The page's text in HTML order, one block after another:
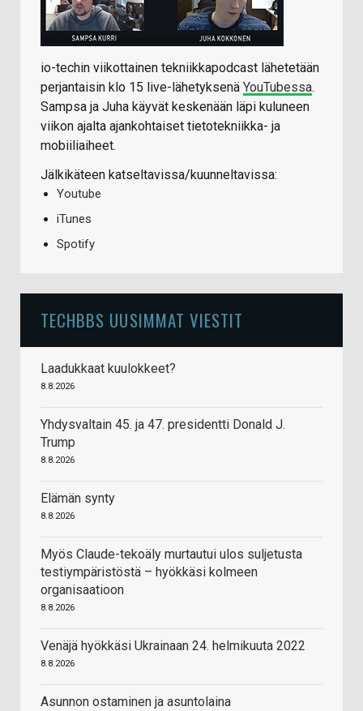
io-techin viikottainen tekniikkapodcast lähetetään
perjantaisin klo 15 live-lähetyksenä YouTubessa.
Sampsa ja Juha käyvät keskenään läpi kuluneen
viikon ajalta ajankohtaiset tietotekniikka- ja
mobiiliaiheet.
Jälkikäteen katseltavissa/kuunneltavissa:
Youtube
iTunes
Spotify
TECHBBS UUSIMMAT VIESTIT
Laadukkaat kuulokkeet?
8.8.2026
Yhdysvaltain 45. ja 47. presidentti Donald J.
Trump
8.8.2026
Elämän synty
8.8.2026
Myös Claude-tekoäly murtautui ulos suljetusta
testiympäristöstä – hyökkäsi kolmeen
organisaatioon
8.8.2026
Venäjä hyökkäsi Ukrainaan 24. helmikuuta 2022
8.8.2026
Asunnon ostaminen ja asuntolaina